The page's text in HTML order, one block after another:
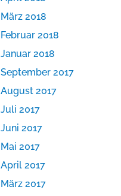
März 2018
Februar 2018
Januar 2018
September 2017
August 2017
Juli 2017
Juni 2017
Mai 2017
April 2017
März 2017